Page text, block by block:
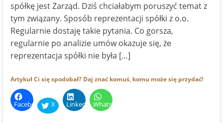
spółkę jest Zarząd. Dziś chciałabym poruszyć temat z
tym związany. Sposób reprezentacji spółki z o.o.
Regularnie dostaję takie pytania. Co gorsza,
regularnie po analizie umów okazuje się, że
reprezentacja spółki nie była […]
Artykuł Ci się spodobał? Daj znać komuś, komu może się przydać!
Facebook X LinkedInWhatsApp